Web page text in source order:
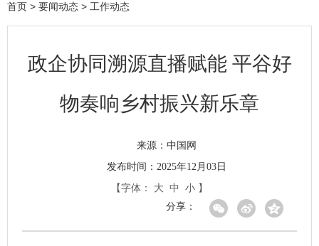
首页 > 要闻动态 > 工作动态
政企协同溯源直播赋能 平谷好
物奏响乡村振兴新乐章
来源： 中国网
发布时间：2025年12月03日
【字体：
大 中 小 】
分享：